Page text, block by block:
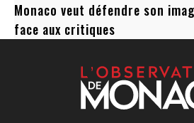
Monaco veut défendre son
face aux critiques